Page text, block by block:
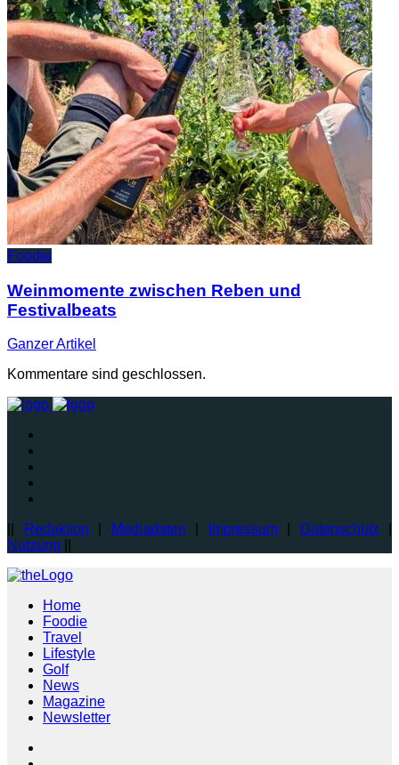
Foodie
Weinmomente zwischen Reben und
Festivalbeats
GanzerArtikel
Kommentare sind geschlossen.
Redaktion Mediadaten Impressum| Datenschutz|
Nutzung
Home
Foodie
Travel
Lifestyle
Golf
News
Magazine
Newsletter